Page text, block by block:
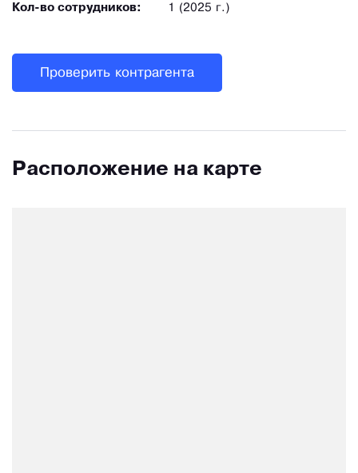
Кол-во сотрудников: 1 (2025 г.)
Проверить контрагента
Расположение на карте